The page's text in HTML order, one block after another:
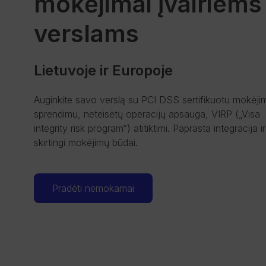
verslams
Lietuvoje ir Europoje
Auginkite savo verslą su PCI DSS sertifikuotu
sprendimu, neteisėtų operacijų apsauga, VIRP („Visa
integrity risk program“) atitiktimi. Paprasta integracija ir
skirtingi mokėjimų būdai.
Pradėti nemokamai